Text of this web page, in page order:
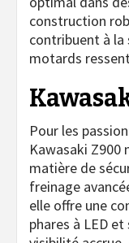
construction
contribuent à la
motards
Pour les
Kawasaki Z900
matière de
freinage
elle offre une
phares à LED